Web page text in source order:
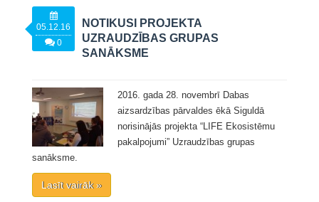
05.12.16
0
NOTIKUSI PROJEKTA
UZRAUDZĪBAS GRUPAS
SANĀKSME
2016. gada 28. novembrī Dabas
aizsardzības pārvaldes ēkā Siguldā
norisinājās projekta “LIFE Ekosistēmu
pakalpojumi” Uzraudzības grupas
sanāksme.
Lasīt vairāk »